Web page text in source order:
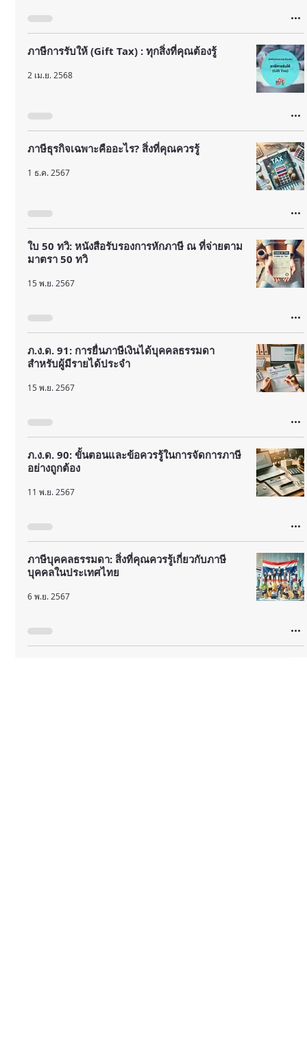
ภาษีการรับให้ (Gift Tax) : ทุกสิ่งที่คุณต้องรู้
2 เม.ย. 2568
ภาษีธุรกิจเฉพาะคืออะไร? สิ่งที่คุณควรรู้
1 ธ.ค. 2567
ใบ 50 ทวิ: หนังสือรับรองการหักภาษี ณ ที่จ่ายตาม
มาตรา 50 ทวิ
15 พ.ย. 2567
ภ.ง.ด. 91: การยื่นภาษีเงินได้บุคคลธรรมดา
สำหรับผู้มีรายได้ประจำ
15 พ.ย. 2567
ภ.ง.ด. 90: ขั้นตอนและข้อควรรู้ในการจัดการภาษี
อย่างถูกต้อง
11 พ.ย. 2567
ภาษีบุคคลธรรมดา: สิ่งที่คุณควรรู้เกี่ยวกับภาษี
บุคคลในประเทศไทย
6 พ.ย. 2567